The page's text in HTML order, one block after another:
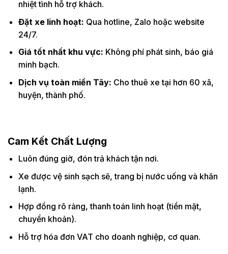
nhiệt tình hỗ trợ khách.
Đặt xe linh hoạt: Qua hotline, Zalo hoặc website
24/7.
Giá tốt nhất khu vực: Không phí phát sinh, báo giá
minh bạch.
Dịch vụ toàn miền Tây: Cho thuê xe tại hơn 60 xã,
huyện, thành phố.
Cam Kết Chất Lượng
Luôn đúng giờ, đón trả khách tận nơi.
Xe được vệ sinh sạch sẽ, trang bị nước uống và khăn
lạnh.
Hợp đồng rõ ràng, thanh toán linh hoạt (tiền mặt,
chuyển khoản).
Hỗ trợ hóa đơn VAT cho doanh nghiệp, cơ quan.